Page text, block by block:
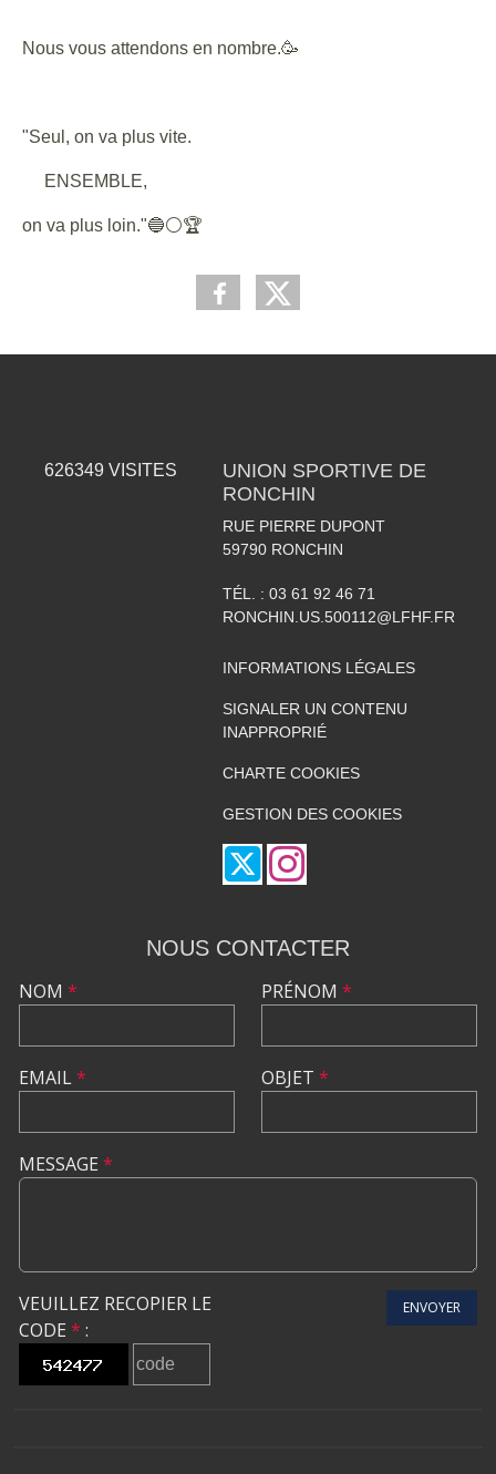
Nous vous attendons en nombre.🥳
"Seul, on va plus vite.
ENSEMBLE,
on va plus loin."🔵⚪️🏆
626349 VISITES
UNION SPORTIVE DE
RONCHIN
RUE PIERRE DUPONT
59790 RONCHIN
TÉL. : 03 61 92 46 71
RONCHIN.US.500112@LFHF.FR
INFORMATIONS LÉGALES
SIGNALER UN CONTENU
INAPPROPRIÉ
CHARTE COOKIES
GESTION DES COOKIES
NOUS CONTACTER
NOM *
EMAIL*
PRÉNOM *
OBJET *
MESSAGE *
VEUILLEZ RECOPIER LE
CODE * :
ENVOYER